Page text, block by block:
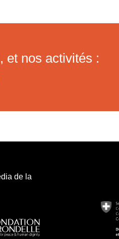
et nos activités :
de la